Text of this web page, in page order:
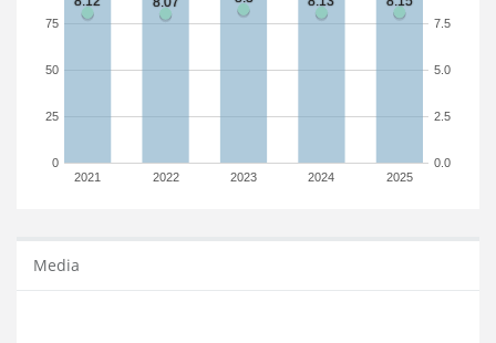
2021 2022 2023 2024 2025
0
25
50
75
0.0
2.5
5.0
7.5
Media